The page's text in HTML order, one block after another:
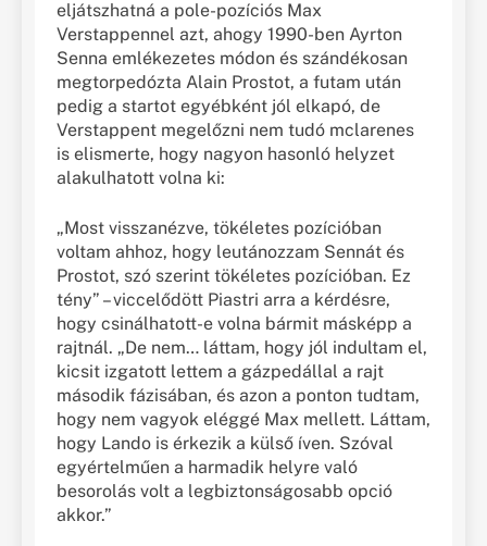
eljátszhatná a pole-pozíciós Max
Verstappennel azt, ahogy 1990-ben Ayrton
Senna emlékezetes módon és szándékosan
megtorpedózta Alain Prostot, a futam után
pedig a startot egyébként jól elkapó, de
Verstappent megelőzni nem tudó mclarenes
is elismerte, hogy nagyon hasonló helyzet
alakulhatott volna ki:
„Most visszanézve, tökéletes pozícióban
voltam ahhoz, hogy leutánozzam Sennát és
Prostot, szó szerint tökéletes pozícióban. Ez
tény” – viccelődött Piastri arra a kérdésre,
hogy csinálhatott-e volna bármit másképp a
rajtnál. „De nem… láttam, hogy jól indultam el,
kicsit izgatott lettem a gázpedállal a rajt
második fázisában, és azon a ponton tudtam,
hogy nem vagyok eléggé Max mellett. Láttam,
hogy Lando is érkezik a külső íven. Szóval
egyértelműen a harmadik helyre való
besorolás volt a legbiztonságosabb opció
akkor.”